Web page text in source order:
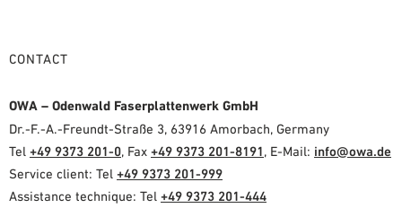
CONTACT
OWA – Odenwald Faserplattenwerk GmbH
Dr.-F.-A.-Freundt-Straße 3, 63916 Amorbach, Germany
Tel +49 9373 201-0, Fax +49 9373 201-8191, E-Mail: info@owa.de
Service client: Tel +49 9373 201-999
Assistance technique: Tel +49 9373 201-444